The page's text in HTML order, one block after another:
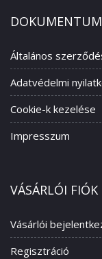
Általános
Adatvédelmi
Cookie-k kezelése
Impresszum
VÁSÁRLÓI FIÓK
Vásárlói
Regisztráció